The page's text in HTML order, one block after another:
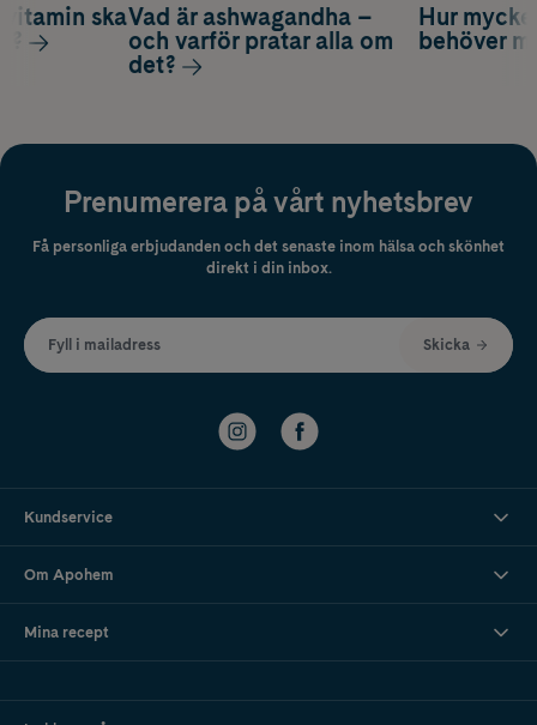
Hur
behöver
skaVad är ashwagandha –
och varför pratar alla om
det?
Prenumerera på vårt nyhetsbrev
Få personliga erbjudanden och det senaste inom hälsa och skönhet
direkt i din inbox.
Fyll i mailadress Skicka
Kundservice
Om Apohem
Mina recept